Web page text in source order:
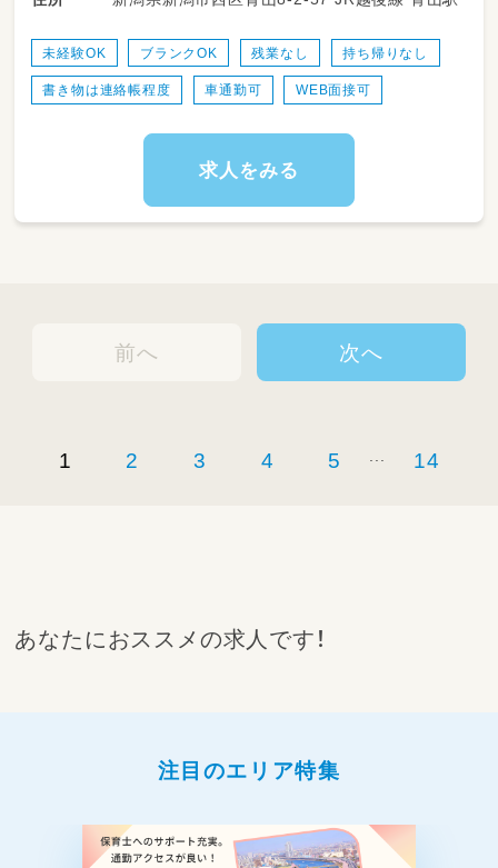
のある方
★残業・持ち帰り業務なし
★ワークライフバランス重視
子供達のお楽しみレクリエーションは
スタッフのアイディアで対応してます。
経験がなくても大丈夫！
簡単なサポートをしたり、
体操、ダンス、ゲーム等で自立を支援！
毎日のスモールステップを見逃さず
未経験OK ブランクOK 残業なし 持ち帰りなし
書き物は連絡帳程度 車通勤可 WEB面接可
求人をみる
前へ
1 2 3 4 5 14
次へ
あなたにおススメの求人です！
注目のエリア特集